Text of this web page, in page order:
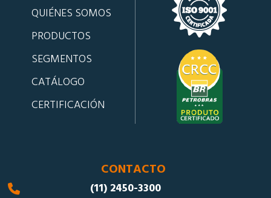
QUIÉNES SOMOS
PRODUCTOS
SEGMENTOS
CATÁLOGO
CERTIFICACIÓN
CONTACTO
(11) 2450-3300